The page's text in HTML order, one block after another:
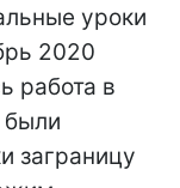
уроки
2020
работа в
заграницу